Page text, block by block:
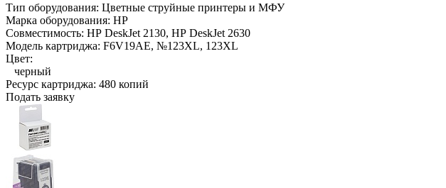
Тип оборудования: Цветные струйные принтеры и МФУ
Марка оборудования: HP
Совместимость: HP DeskJet 2130, HP DeskJet 2630
Модель картриджа: F6V19AE, №123XL, 123XL
Цвет:
черный
Ресурс картриджа: 480 копий
Подать заявку